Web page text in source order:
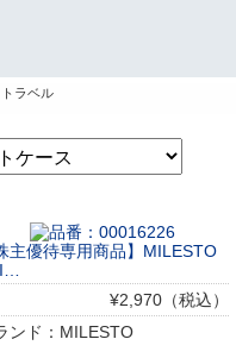
ラベル
主優待専用商品】MILESTO
¥2,970（税込）
ンド：MILESTO